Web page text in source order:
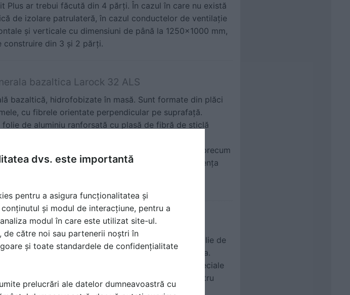
Plus ar trebui făcută din 4 părți. În cazul în care nu există
de izolare patrulateră, în cazul conductelor de ventilație
și verticale cu dimensiuni de până la 1250x1000 mm,
construire din 3 și 2 părți.
bazaltica Larock 32 ALS
bazaltică, hidrofobizate în masă. Sunt formate din plăci
cu fibrele orientate perpendicular pe suprafaţă.
de aluminiu ranforsată cu plasă de fibră de sticlă
rezervoare, conducte şi sisteme de ventilaţie, precum
Dispunerea perpendiculară a fibrelor măreşte rezistenţa
vata bazaltica Larock 40 ALS
bazaltică Larock 40 ALS cașerate pe o parte cu folie de
din fibră de sticlă, impermeabile pe toată secţiunea.
se efectuază prin sudarea punctuală a cuielor speciale
Larock 40 ALS este materialul perfect pentru
de ventilaţie şi aerisire, rezervoarelor de apă caldă,
dvs. este importantă
pentru a asigura funcționalitatea și
și modul de interacțiune, pentru a
modul în care este utilizat site-ul.
către noi sau partenerii noștri în
și toate standardele de confidențialitate
prelucrări ale datelor dumneavoastră cu